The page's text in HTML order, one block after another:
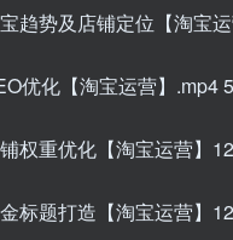
趋势及店铺定位【淘宝
优化【淘宝运营】.mp4
权重优化【淘宝运营】
标题打造【淘宝运营】